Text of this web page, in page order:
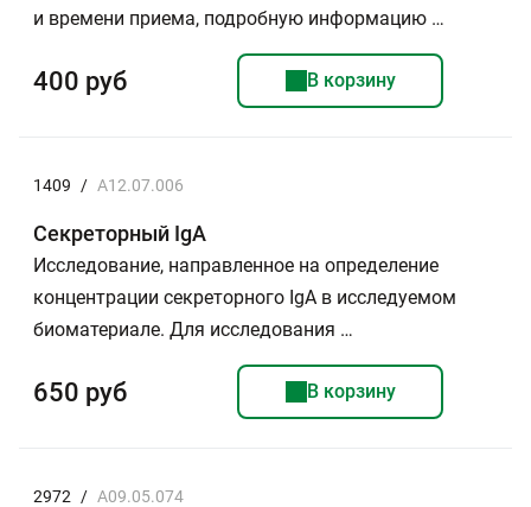
и времени приема, подробную информацию …
400 руб В корзину
1409 / A12.07.006
Секреторный IgA
Исследование, направленное на определение
концентрации секреторного IgA в исследуемом
биоматериале. Для исследования …
650 руб В корзину
2972 / A09.05.074